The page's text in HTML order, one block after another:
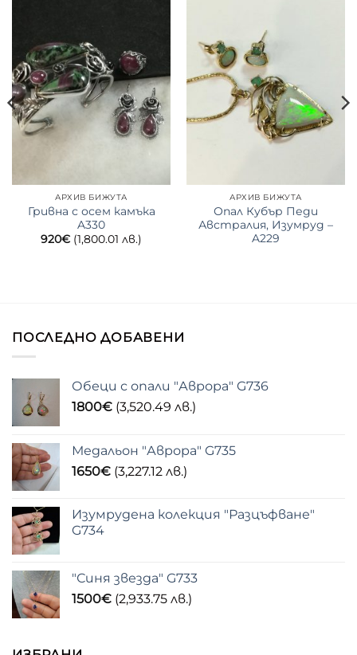
АРХИВ БИЖУТА
Гривна с осем камъка
A330
920€ (1,800.01 лв.)
АРХИВ БИЖУТА
Опал Кубър Педи
Австралия, Изумруд –
A229
ПОСЛЕДНО ДОБАВЕНИ
Обеци с опали "Аврора" G736
1800€ (3,520.49 лв.)
Медальон "Аврора" G735
1650€ (3,227.12 лв.)
Изумрудена колекция "Разцъфване"
G734
"Синя звезда" G733
1500€ (2,933.75 лв.)